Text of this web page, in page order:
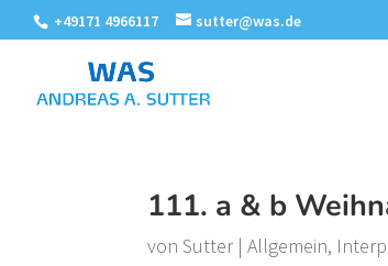
+49171 4966117 sutter@was.de
111. a & b
vonSutter|Allgemein,